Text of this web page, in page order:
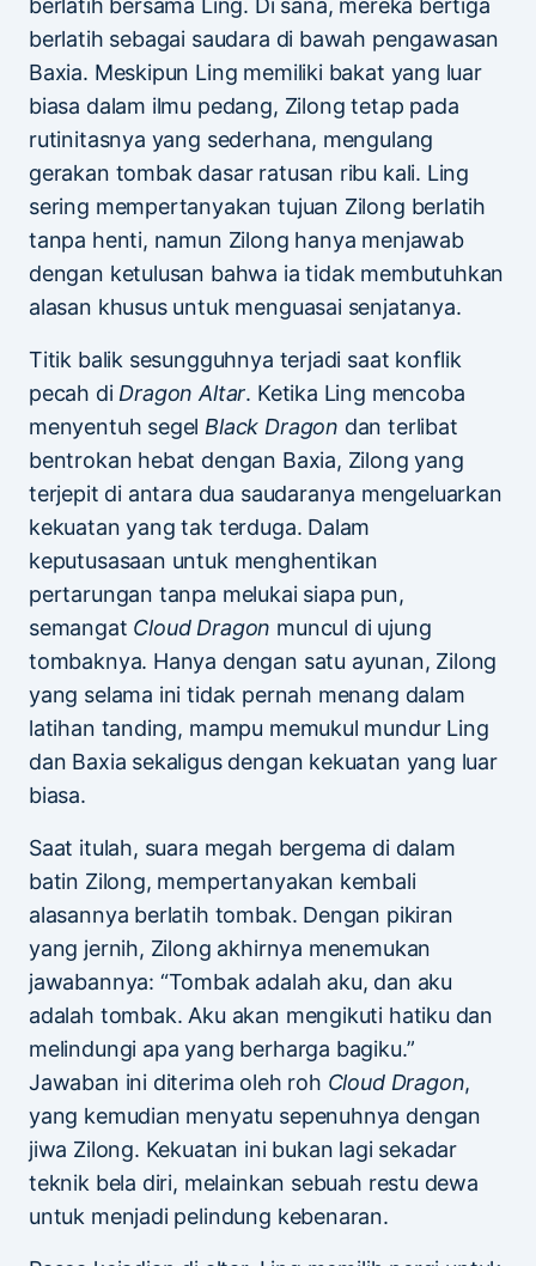
berlatih bersama Ling. Di sana, mereka bertiga
berlatih sebagai saudara di bawah pengawasan
Baxia. Meskipun Ling memiliki bakat yang luar
biasa dalam ilmu pedang, Zilong tetap pada
rutinitasnya yang sederhana, mengulang
gerakan tombak dasar ratusan ribu kali. Ling
sering mempertanyakan tujuan Zilong berlatih
tanpa henti, namun Zilong hanya menjawab
dengan ketulusan bahwa ia tidak membutuhkan
alasan khusus untuk menguasai senjatanya.
Titik balik sesungguhnya terjadi saat konflik
pecah di Dragon Altar. Ketika Ling mencoba
menyentuh segel Black Dragon dan terlibat
bentrokan hebat dengan Baxia, Zilong yang
terjepit di antara dua saudaranya mengeluarkan
kekuatan yang tak terduga. Dalam
keputusasaan untuk menghentikan
pertarungan tanpa melukai siapa pun,
semangat Cloud Dragon muncul di ujung
tombaknya. Hanya dengan satu ayunan, Zilong
yang selama ini tidak pernah menang dalam
latihan tanding, mampu memukul mundur Ling
dan Baxia sekaligus dengan kekuatan yang luar
biasa.
Saat itulah, suara megah bergema di dalam
batin Zilong, mempertanyakan kembali
alasannya berlatih tombak. Dengan pikiran
yang jernih, Zilong akhirnya menemukan
jawabannya: “Tombak adalah aku, dan aku
adalah tombak. Aku akan mengikuti hatiku dan
melindungi apa yang berharga bagiku.”
Jawaban ini diterima oleh roh Cloud Dragon,
yang kemudian menyatu sepenuhnya dengan
jiwa Zilong. Kekuatan ini bukan lagi sekadar
teknik bela diri, melainkan sebuah restu dewa
untuk menjadi pelindung kebenaran.